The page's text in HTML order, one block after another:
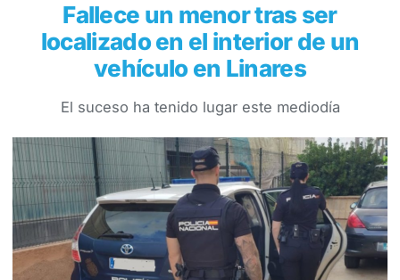
Fallece un menor tras ser
localizado en el interior de un
vehículo en Linares
El suceso ha tenido lugar este mediodía